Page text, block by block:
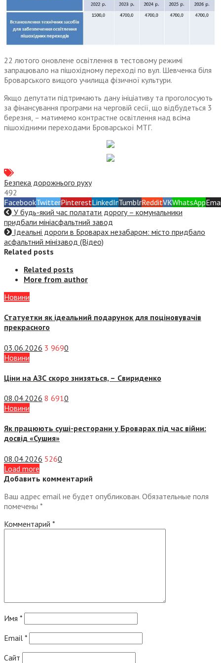
22 лютого оновлене освітлення в тестовому режимі
запрацювало на пішохідному переході по вул. Шевченка біля
Броварського вищого училища фізичної культури.
Якщо депутати підтримають дану ініціативу та проголосують
за фінансування програми на черговій сесії, що відбудеться 3
березня, – матимемо контрастне освітлення над всіма
пішохідними переходами Броварської МТГ.
Безпека дорожнього руху
492
FacebookTwitterPinterestLinkedInTumblrRedditVKWhatsApp
У будь-який час полатати дорогу – комунальники
придбали мініасфальтний завод
Ідеальні дороги в Броварах незабаром: місто придбало
асфальтний мінізавод (Відео)
Related posts
Related posts
More from author
Новини
Статуетки як ідеальний подарунок для поціновувачів
прекрасного
03.06.2026 3 9690
Новини
Ціни на АЗС скоро знизяться, – Свириденко
08.04.2026 8 6910
Новини
Як працюють суші-ресторани у Броварах під час війни:
досвід «Сушия»
08.04.2026 5260
Load more
Добавить комментарий
Ваш адрес email не будет опубликован. Обязательные поля
помечены *
Комментарий *
Имя *
Email *
Сайт